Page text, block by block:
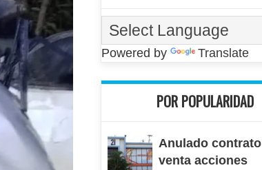
Powered by Translate
POR POPULARIDAD
Anulado contrato
venta acciones